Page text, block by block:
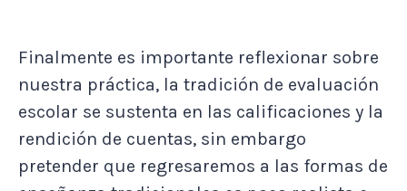
Finalmente es importante reflexionar sobre
nuestra práctica, la tradición de evaluación
escolar se sustenta en las calificaciones y la
rendición de cuentas, sin embargo
pretender que regresaremos a las formas de